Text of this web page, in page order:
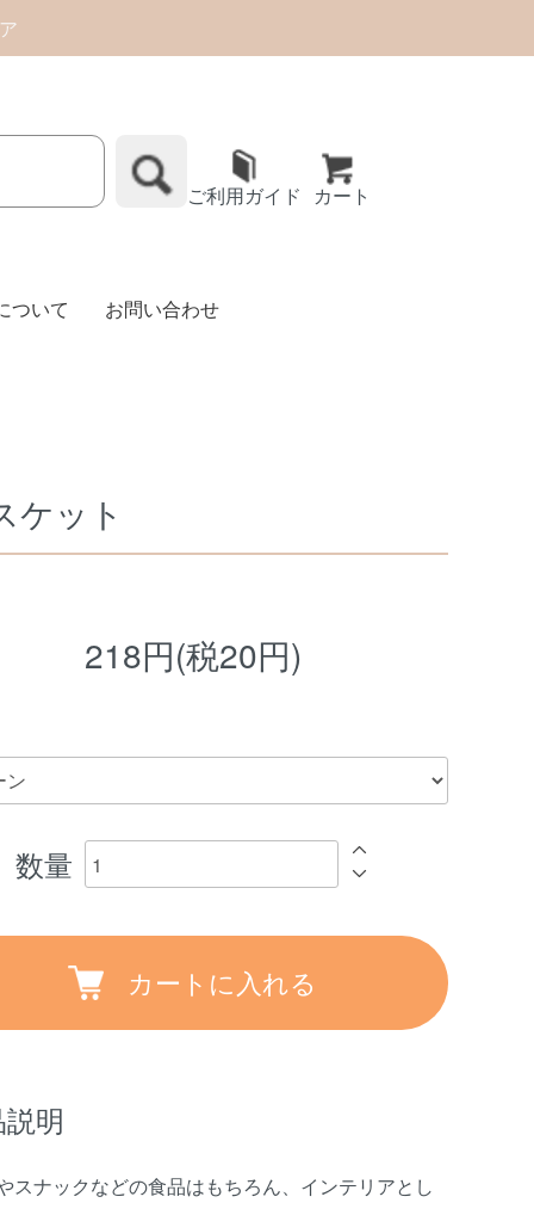
ご利用ガイド カート
ついて お問い合わせ
ケット
218円(税20円)
数量
カートに入れる
明
スナックなどの食品はもちろん、インテリアとし